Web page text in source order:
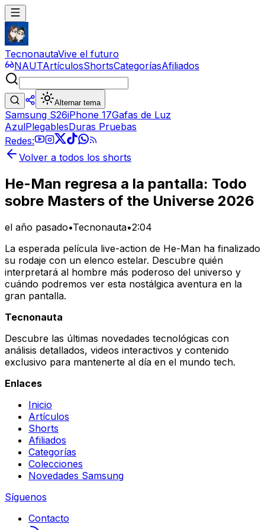
TecnonautaVive el futuro
NAUTArtículosShortsCategoríasAfiliados
Alternar tema
Samsung S26iPhone 17Gafas de Luz
AzulPlegablesDuras Pruebas
Redes:
Volver a todos los shorts
He-Man regresa a la pantalla: Todo
sobre Masters of the Universe 2026
el año pasado•Tecnonauta•2:04
La esperada película live-action de He-Man ha finalizado
su rodaje con un elenco estelar. Descubre quién
interpretará al hombre más poderoso del universo y
cuándo podremos ver esta nostálgica aventura en la
gran pantalla.
Tecnonauta
Descubre las últimas novedades tecnológicas con
análisis detallados, videos interactivos y contenido
exclusivo para mantenerte al día en el mundo tech.
Enlaces
Inicio
Artículos
Shorts
Afiliados
Categorías
Colecciones
Novedades Samsung
Síguenos
Contacto